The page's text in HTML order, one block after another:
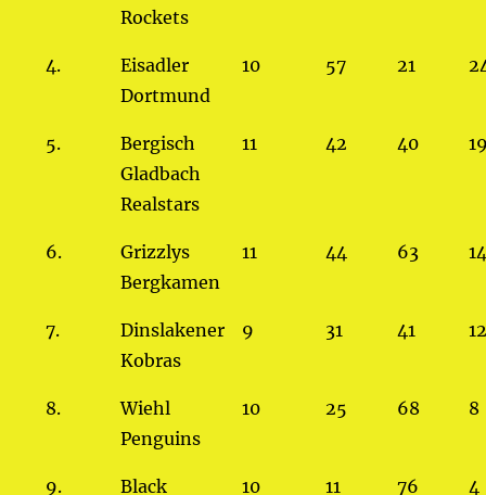
Rockets
4.
Eisadler
Dortmund
10 57 21
5.
Bergisch
Gladbach
Realstars
11 42 40
6.
Grizzlys
Bergkamen
11 44 63
7.
Dinslakener
Kobras
9 31 41
8.
Wiehl
Penguins
10 25 68 8
9.
Black
10 11 76 4